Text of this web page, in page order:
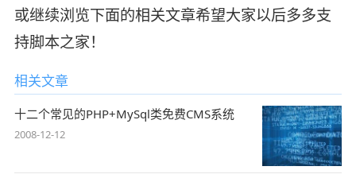
或继续浏览下面的相关文章希望大家以后多多支
持脚本之家！
相关文章
十二个常见的PHP+MySql类免费CMS系统
2008-12-12